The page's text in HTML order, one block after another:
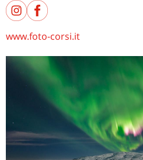
www.foto-corsi.it